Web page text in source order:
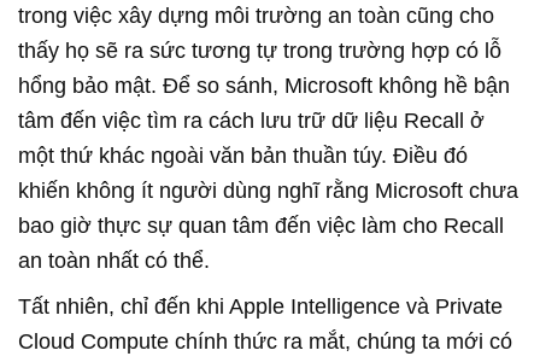
trong việc xây dựng môi trường an toàn cũng cho
thấy họ sẽ ra sức tương tự trong trường hợp có lỗ
hổng bảo mật. Để so sánh, Microsoft không hề bận
tâm đến việc tìm ra cách lưu trữ dữ liệu Recall ở
một thứ khác ngoài văn bản thuần túy. Điều đó
khiến không ít người dùng nghĩ rằng Microsoft chưa
bao giờ thực sự quan tâm đến việc làm cho Recall
an toàn nhất có thể.
Tất nhiên, chỉ đến khi Apple Intelligence và Private
Cloud Compute chính thức ra mắt, chúng ta mới có